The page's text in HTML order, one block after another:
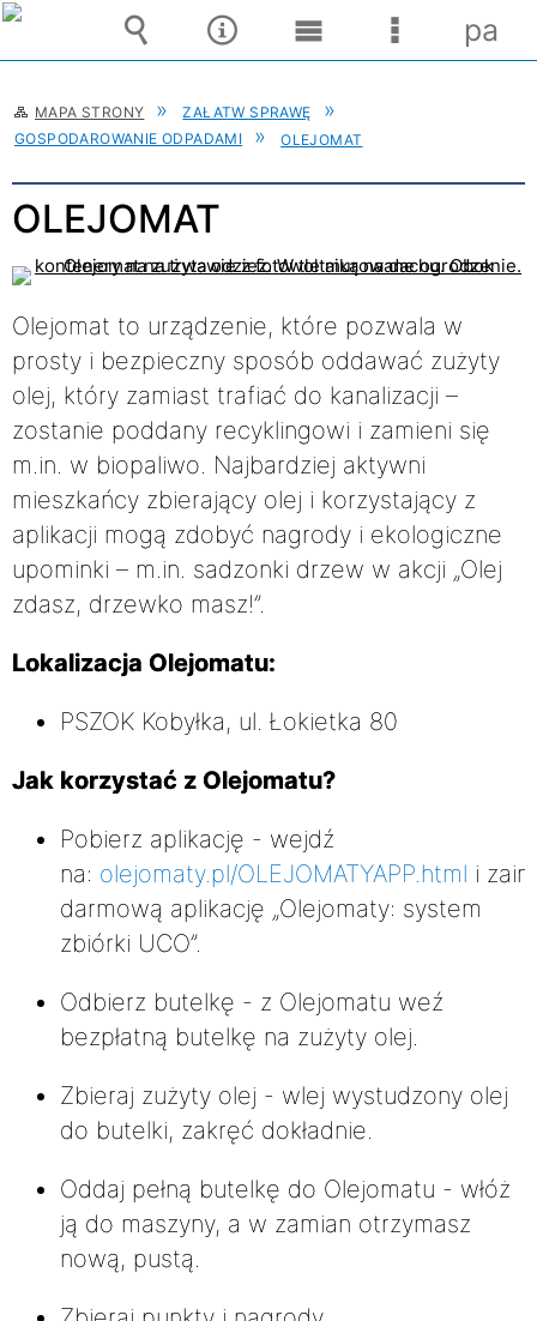
MAPA STRONY
ZAŁATW SPRAWĘ
GOSPODAROWANIE ODPADAMI
OLEJOMAT
OLEJOMAT
Olejomat to urządzenie, które pozwala w
prosty i bezpieczny sposób oddawać zużyty
olej, który zamiast trafiać do kanalizacji –
zostanie poddany recyklingowi i zamieni się
m.in. w biopaliwo. Najbardziej aktywni
mieszkańcy zbierający olej i korzystający z
aplikacji mogą zdobyć nagrody i ekologiczne
upominki – m.in. sadzonki drzew w akcji „Olej
zdasz, drzewko masz!”.
Lokalizacja Olejomatu:
PSZOK Kobyłka, ul. Łokietka 80
Jak korzystać z Olejomatu?
Pobierz aplikację - wejdź
na: olejomaty.pl/OLEJOMATYAPP.html i
darmową aplikację „Olejomaty: system
zbiórki UCO”.
Odbierz butelkę - z Olejomatu weź
bezpłatną butelkę na zużyty olej.
Zbieraj zużyty olej - wlej wystudzony olej
do butelki, zakręć dokładnie.
Oddaj pełną butelkę do Olejomatu - włóż
ją do maszyny, a w zamian otrzymasz
nową, pustą.
Wyszukiwarka
Narzędzia
Menu
główne
Menu